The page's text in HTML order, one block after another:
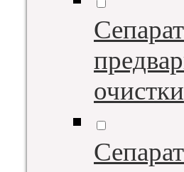
очистки